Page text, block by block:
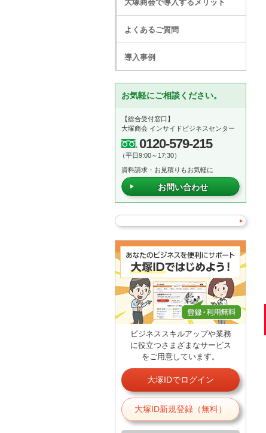
大塚商会で導入するメリット
よくあるご質問
導入事例
お気軽にご相談ください。
【総合受付窓口】
大塚商会 インサイドビジネスセンター
0120-579-215
（平日9:00～17:30）
資料請求・お見積りもお気軽に
お問い合わせ
ビジネススキルアップや業務
に役立つさまざまなサービス
をご用意しています。
大塚IDでログイン
大塚ID新規登録（無料）